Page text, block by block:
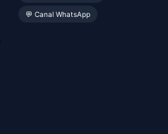
💬 Canal WhatsApp